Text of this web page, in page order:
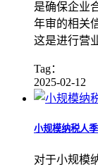
是确保企业
年审的相关
这是进行营
Tag：
2025-02-12
小规模纳税人
对于小规模